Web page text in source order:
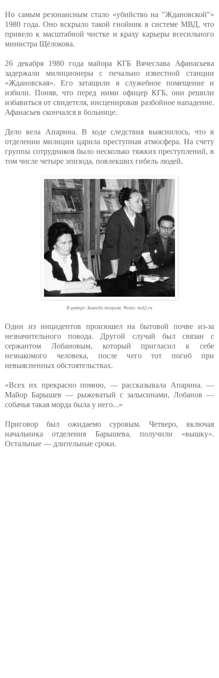
Но самым резонансным стало «убийство на "Ждановской"»
1980 года. Оно вскрыло такой гнойник в системе МВД, что
привело к масштабной чистке и краху карьеры всесильного
министра Щёлокова.
26 декабря 1980 года майора КГБ Вячеслава Афанасьева
задержали милиционеры с печально известной станции
«Ждановская». Его затащили в служебное помещение и
избили. Поняв, что перед ними офицер КГБ, они решили
избавиться от свидетеля, инсценировав разбойное нападение.
Афанасьев скончался в больнице.
Дело вела Апарина. В ходе следствия выяснилось, что в
отделении милиции царила преступная атмосфера. На счету
группы сотрудников было несколько тяжких преступлений, в
том числе четыре эпизода, повлекших гибель людей.
В центре: Зинаида Апарина. Фото: mzk2.ru
Один из инцидентов произошел на бытовой почве из-за
незначительного повода. Другой случай был связан с
сержантом Лобановым, который пригласил к себе
незнакомого человека, после чего тот погиб при
невыясненных обстоятельствах.
«Всех их прекрасно помню, — рассказывала Апарина. —
Майор Барышев — рыжеватый с залысинами, Лобанов —
собачья такая морда была у него...»
Приговор был ожидаемо суровым. Четверо, включая
начальника отделения Барышева, получили «вышку».
Остальные — длительные сроки.